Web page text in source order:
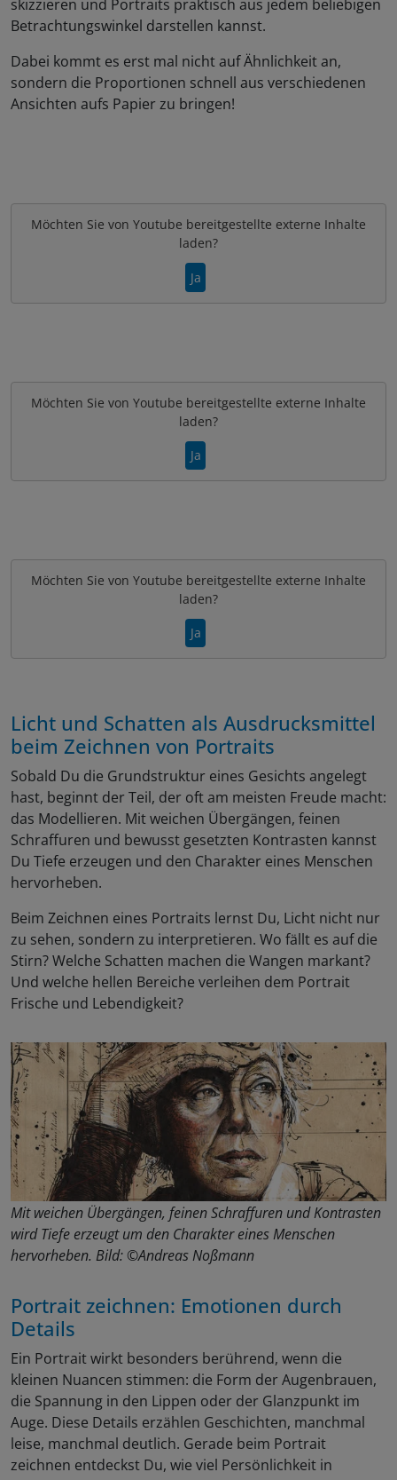
skizzieren und Portraits praktisch aus jedem beliebigen
Betrachtungswinkel darstellen kannst.
Dabei kommt es erst mal nicht auf Ähnlichkeit an,
sondern die Proportionen schnell aus verschiedenen
Ansichten aufs Papier zu bringen!
Möchten Sie von Youtube bereitgestellte externe Inhalte
laden?
Ja
Möchten Sie von Youtube bereitgestellte externe Inhalte
laden?
Ja
Möchten Sie von Youtube bereitgestellte externe Inhalte
laden?
Ja
Licht und Schatten als Ausdrucksmittel
beim Zeichnen von Portraits
Sobald Du die Grundstruktur eines Gesichts angelegt
hast, beginnt der Teil, der oft am meisten Freude macht:
das Modellieren. Mit weichen Übergängen, feinen
Schraffuren und bewusst gesetzten Kontrasten kannst
Du Tiefe erzeugen und den Charakter eines Menschen
hervorheben.
Beim Zeichnen eines Portraits lernst Du, Licht nicht nur
zu sehen, sondern zu interpretieren. Wo fällt es auf die
Stirn? Welche Schatten machen die Wangen markant?
Und welche hellen Bereiche verleihen dem Portrait
Frische und Lebendigkeit?
Mit weichen Übergängen, feinen Schraffuren und Kontrasten
wird Tiefe erzeugt um den Charakter eines Menschen
hervorheben. Bild: ©Andreas Noßmann
Portrait zeichnen: Emotionen durch
Details
Ein Portrait wirkt besonders berührend, wenn die
kleinen Nuancen stimmen: die Form der Augenbrauen,
die Spannung in den Lippen oder der Glanzpunkt im
Auge. Diese Details erzählen Geschichten, manchmal
leise, manchmal deutlich. Gerade beim Portrait
zeichnen entdeckst Du, wie viel Persönlichkeit in